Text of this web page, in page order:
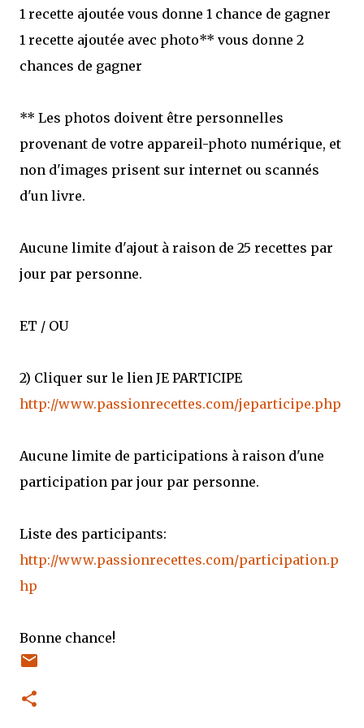
1 recette ajoutée vous donne 1 chance de gagner
1 recette ajoutée avec photo** vous donne 2
chances de gagner
** Les photos doivent être personnelles
provenant de votre appareil-photo numérique, et
non d'images prisent sur internet ou scannés
d'un livre.
Aucune limite d'ajout à raison de 25 recettes par
jour par personne.
ET / OU
2) Cliquer sur le lien JE PARTICIPE
http://www.passionrecettes.com/jeparticipe.php
Aucune limite de participations à raison d'une
participation par jour par personne.
Liste des participants:
http://www.passionrecettes.com/participation.p
hp
Bonne chance!